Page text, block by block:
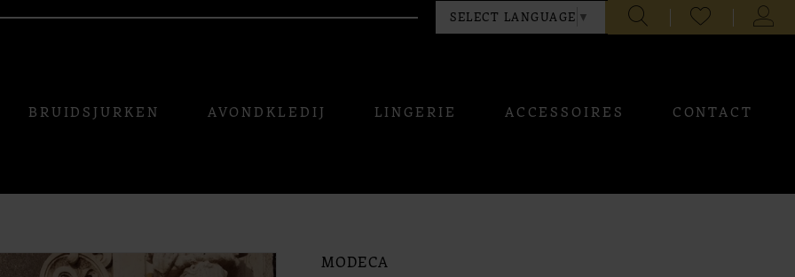
SELECT LANGUAGE ▼
CHECK
WISHLIST
BRUIDSJURKEN AVONDKLEDIJ LINGERIE ACCESSOIRES CONTACT
MODECA